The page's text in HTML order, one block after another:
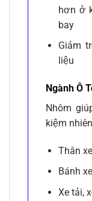
hơn ở
bay
Giảm
liệu
Ngành Ô
Nhôm
kiệm
Thân
Bánh
Xe tải,